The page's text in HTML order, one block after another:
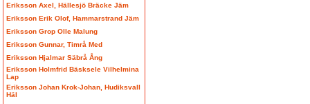
Eriksson Axel, Hällesjö Bräcke Jäm
Eriksson Erik Olof, Hammarstrand Jäm
Eriksson Grop Olle Malung
Eriksson Gunnar, Timrå Med
Eriksson Hjalmar Säbrå Ång
Eriksson Holmfrid Bäsksele Vilhelmina
Lap
Eriksson Johan Krok-Johan, Hudiksvall
Häl